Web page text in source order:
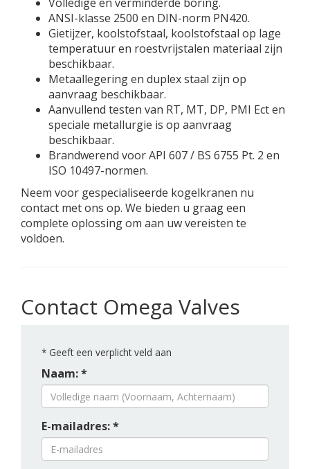
ANSI-klasse 2500 en DIN-norm PN420.
Gietijzer, koolstofstaal, koolstofstaal op lage
temperatuur en roestvrijstalen materiaal zijn
beschikbaar.
Metaallegering en duplex staal zijn op
aanvraag beschikbaar.
Aanvullend testen van RT, MT, DP, PMI Ect en
speciale metallurgie is op aanvraag
beschikbaar.
Brandwerend voor API 607 ​​/ BS 6755 Pt. 2 en
ISO 10497-normen.
Neem voor gespecialiseerde kogelkranen nu
contact met ons op. We bieden u graag een
complete oplossing om aan uw vereisten te
voldoen.
Contact Omega Valves
* Geeft een verplicht veld aan
Naam: *
E-mailadres: *